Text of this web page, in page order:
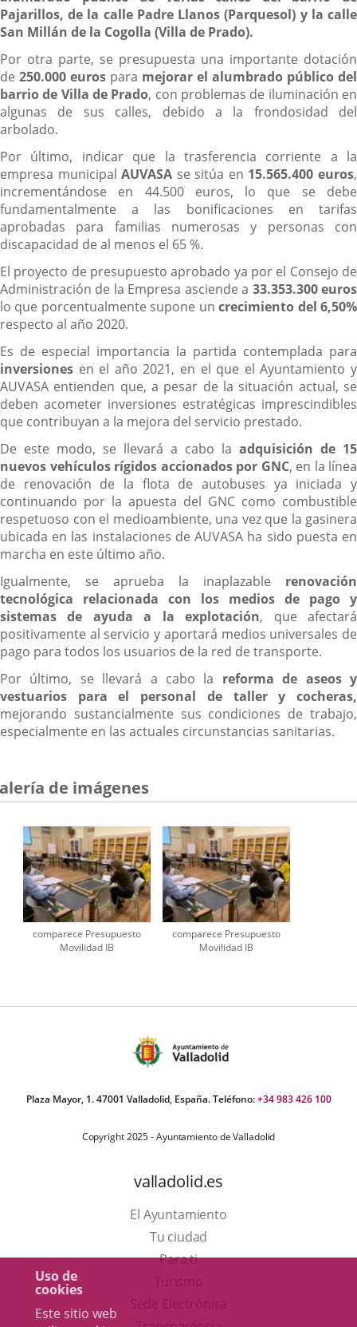
Uso de
cookies
Este sitio web
Pajarillos, de la calle Padre Llanos (Parquesol) y la calle
San Millán de la Cogolla (Villa de Prado).
Por otra parte, se presupuesta una importante dotación
de 250.000 euros para mejorar el alumbrado público del
barrio de Villa de Prado, con problemas de iluminación en
algunas de sus calles, debido a la frondosidad del
arbolado.
Por último, indicar que la trasferencia corriente a la
empresa municipalAUVASA se sitúa en 15.565.400 euros,
incrementándose en 44.500 euros, lo que se debe
fundamentalmente a las bonificaciones en tarifas
aprobadas para familias numerosas y personas con
discapacidad de al menos el 65 %.
El proyecto de presupuesto aprobado ya por el Consejo de
Administración de la Empresa asciende a 33.353.300 euros
lo que porcentualmente supone uncrecimiento del 6,50%
respecto al año 2020.
Es de especial importancia la partida contemplada para
inversiones en el año 2021, en el que el Ayuntamiento y
AUVASA entienden que, a pesar de la situación actual, se
deben acometer inversiones estratégicas imprescindibles
que contribuyan a la mejora del servicio prestado.
De este modo, se llevará a cabo la adquisición de 15
nuevos vehículos rígidos accionados por GNC, en la línea
de renovación de la flota de autobuses ya iniciada y
continuando por la apuesta del GNC como combustible
respetuoso con el medioambiente, una vez que la gasinera
ubicada en las instalaciones de AUVASA ha sido puesta en
marcha en este último año.
Igualmente, se aprueba la inaplazable renovación
tecnológica relacionada con los medios de pago y
sistemas de ayuda a la explotación, que afectará
positivamente al servicio y aportará medios universales de
pago para todos los usuarios de la red de transporte.
Por último, se llevará a cabo la reforma de aseos y
vestuarios para el personal de taller y cocheras,
mejorando sustancialmente sus condiciones de trabajo,
especialmente en las actuales circunstancias sanitarias.
de imágenes
comparece Presupuesto
Movilidad IB
comparece Presupuesto
Movilidad IB
Plaza Mayor, 1. 47001 Valladolid, España. Teléfono:+34 983 426 100
Copyright 2025 - Ayuntamiento de Valladolid
valladolid.es
El Ayuntamiento
Tu ciudad
Para ti